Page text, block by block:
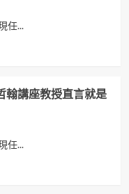
任...
翰講座教授直言就是
任...